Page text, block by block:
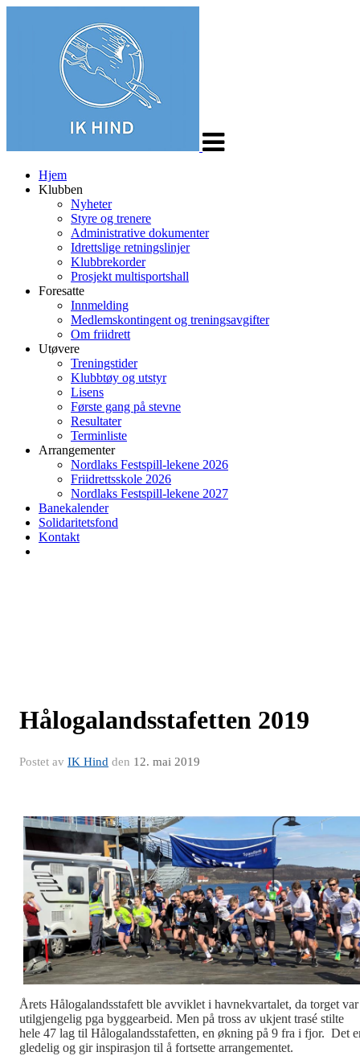
Hjem
Klubben
Nyheter
Styre og trenere
Administrative dokumenter
Idrettslige retningslinjer
Klubbrekorder
Prosjekt multisportshall
Foresatte
Innmelding
Medlemskontingent og treningsavgifter
Om friidrett
Utøvere
Treningstider
Klubbtøy og utstyr
Lisens
Første gang på stevne
Resultater
Terminliste
Arrangementer
Nordlaks Festspill-lekene 2026
Friidrettsskole 2026
Nordlaks Festspill-lekene 2027
Banekalender
Solidaritetsfond
Kontakt
Hålogalandsstafetten 2019
Postet av IK Hind den 12. mai 2019
Årets Hålogalandsstafett ble avviklet i havnekvartalet, da torget var
utilgjengelig pga byggearbeid. Men på tross av ukjent trasé stilte
hele 47 lag til Hålogalandsstafetten, en økning på 9 fra i fjor. Det
gledelig og gir inspirasjon til å fortsette arrangementet.